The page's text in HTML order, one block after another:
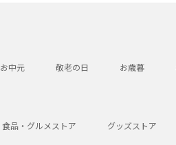
お中元 敬老の日 お歳暮
食品・グルメストア グッズストア